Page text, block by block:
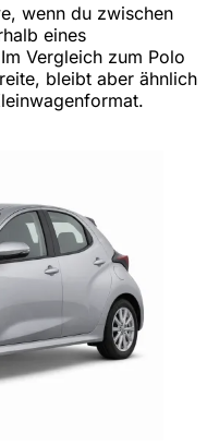
wenn du zwischen
eines
Vergleich zum Polo
bleibt aber ähnlich